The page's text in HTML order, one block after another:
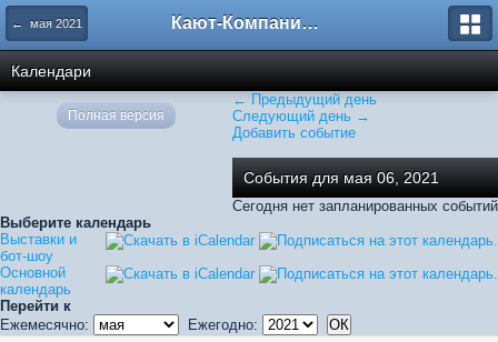
← мая 2021 Кают-Компания "Катера и Яхты"
Календари
← Предыдущий день
Следующий день →
Добавить событие
События для мая 06, 2021
Сегодня нет запланированных событий
Выберите календарь
Выставки и
бот-шоу
Основной
календарь
Перейти к
Ежемесячно:
Ежегодно:
Полная версия